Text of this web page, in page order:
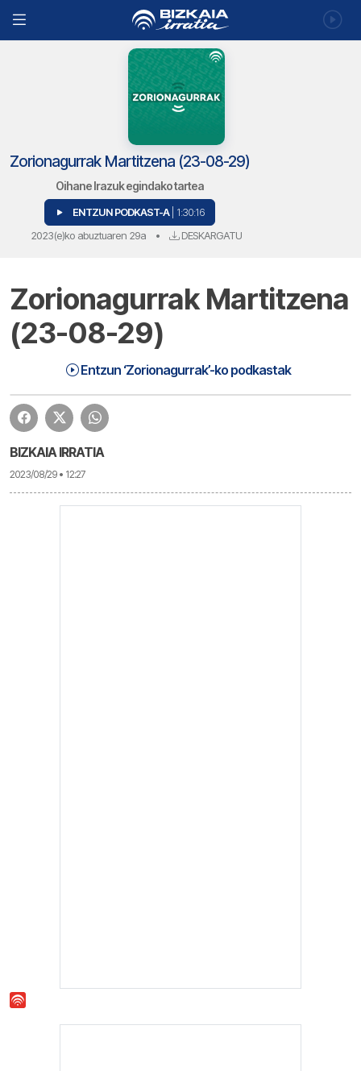
Zorionagurrak Martitzena (23-08-29)
Oihane Irazuk egindako tartea
ENTZUN PODKAST-A | 1:30:16
2023(e)ko abuztuaren 29a • DESKARGATU
Zorionagurrak Martitzena
(23-08-29)
Entzun ‘Zorionagurrak’-ko podkastak
1:30:16 Zorionagurrak Martitzena (23-08-29) | Zorionagurrak
BIZKAIA IRRATIA
2023/08/29 • 12:27